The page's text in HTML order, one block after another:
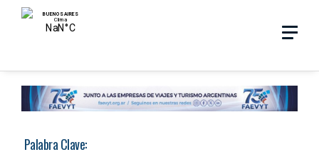
Menu
Palabra Clave: